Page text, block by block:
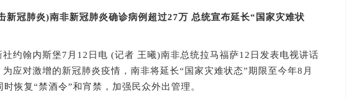
冠肺炎)南非新冠肺炎确诊病例超过27万 总统宣布延长“国家灾难状
社约翰内斯堡7月12日电 (记者 王曦)南非总统拉马福萨12日发表电视讲话
为应对激增的新冠肺炎疫情，南非将延长“国家灾难状态”期限至今年8月
时恢复“禁酒令”和宵禁，加强民众外出管理。